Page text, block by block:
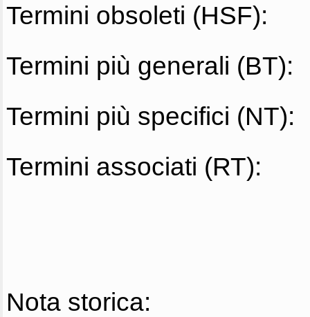
Termini obsoleti (HSF):
Termini più generali (BT):
Termini più specifici (NT):
Termini associati (RT):
Nota storica: